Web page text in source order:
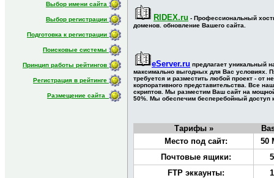
Выбор имени сайта
Выбор регистрации
Подготовка к регистрации
Поисковые системы
Принцип работы рейтингов
Регистрация в рейтинге
Размещение сайта
RIDEX.ru - Профессиональный
доменов. обновление Вашего сайта.
eServer.ru предлагает уникальный
максимально выгодных для Вас условиях.
требуется и разместить любой проект - от
корпоративного представительства. Все
скриптов. Мы разместим Ваш сайт на
50%. Мы обеспечим бесперебойный доступ
Тарифы »
Место под сайт:
50
Почтовые ящики:
5
FTP эккаунты:
1